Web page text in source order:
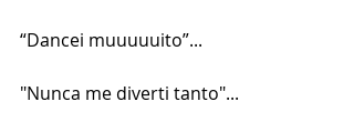
“Dancei muuuuuito”...
"Nunca me diverti tanto"...